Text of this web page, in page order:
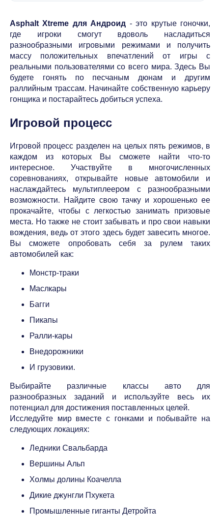
Asphalt Xtreme для Андроид - это крутые гоночки,
где игроки смогут вдоволь насладиться
разнообразными игровыми режимами и получить
массу положительных впечатлений от игры с
реальными пользователями со всего мира. Здесь Вы
будете гонять по песчаным дюнам и другим
раллийным трассам. Начинайте собственную карьеру
гонщика и постарайтесь добиться успеха.
Игровой процесс
Игровой процесс разделен на целых пять режимов, в
каждом из которых Вы сможете найти что-то
интересное. Участвуйте в многочисленных
соревнованиях, открывайте новые автомобили и
наслаждайтесь мультиплеером с разнообразными
возможности. Найдите свою тачку и хорошенько ее
прокачайте, чтобы с легкостью занимать призовые
места. Но также не стоит забывать и про свои навыки
вождения, ведь от этого здесь будет завесить многое.
Вы сможете опробовать себя за рулем таких
автомобилей как:
Монстр-траки
Маслкары
Багги
Пикапы
Ралли-кары
Внедорожники
И грузовики.
Выбирайте различные классы авто для
разнообразных заданий и используйте весь их
потенциал для достижения поставленных целей.
Исследуйте мир вместе с гонками и побывайте на
следующих локациях:
Ледники Свальбарда
Вершины Альп
Холмы долины Коачелла
Дикие джунгли Пхукета
Промышленные гиганты Детройта